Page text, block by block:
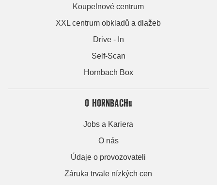
Koupelnové centrum
XXL centrum obkladů a dlažeb
Drive - In
Self-Scan
Hornbach Box
O HORNBACHu
Jobs a Kariera
O nás
Údaje o provozovateli
Záruka trvale nízkých cen